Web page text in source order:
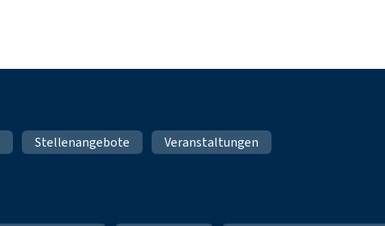
Stellenangebote Veranstaltungen